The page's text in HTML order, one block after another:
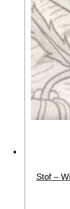
Stof –